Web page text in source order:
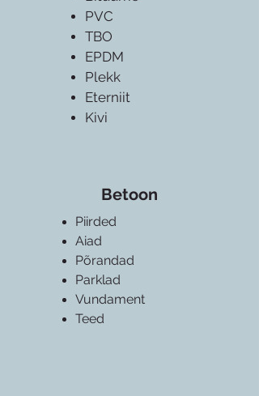
PVC
TBO
EPDM
Plekk
Eterniit
Kivi
Betoon
Piirded
Aiad
Põrandad
Parklad
Vundament
Teed